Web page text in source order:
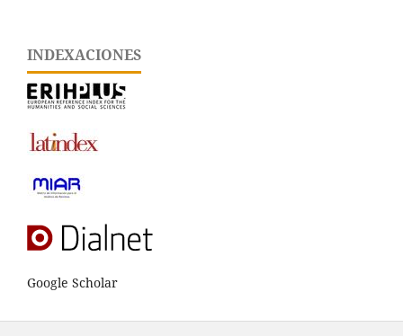
INDEXACIONES
Google Scholar